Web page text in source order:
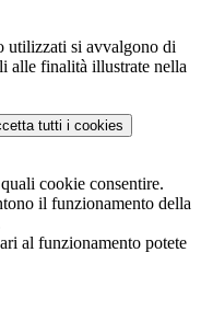
utilizzati si avvalgono di
alle finalità illustrate nella
tutti i cookies
cookie consentire.
il funzionamento della
al funzionamento potete